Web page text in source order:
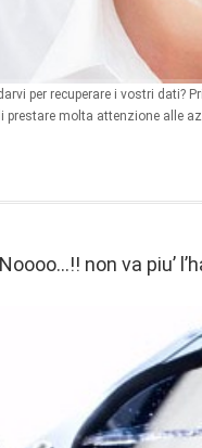
per recuperare i vostri dati?
molta attenzione alle
Noooo…!! non va piu’